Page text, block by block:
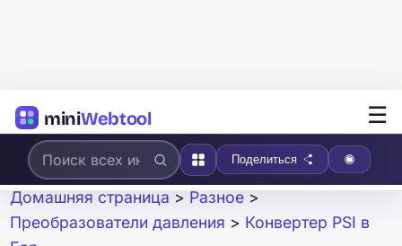
miniWebtool ☰
Поделиться
Домашняя страница > Разное >
Преобразователи давления > Конвертер PSI в